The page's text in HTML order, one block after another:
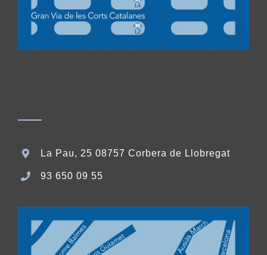
La Pau, 25 08757 Corbera de Llobregat
93 650 09 55